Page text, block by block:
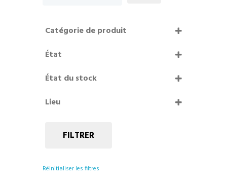
Catégorie de produit
État
État du stock
Lieu
FILTRER
Réinitialiser les filtres